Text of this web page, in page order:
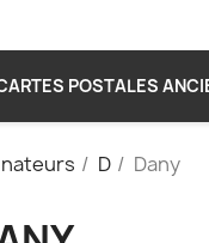
POSTALES
D Dany